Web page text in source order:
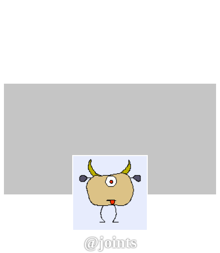
@joints